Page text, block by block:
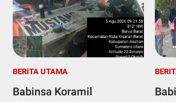
BERITA UTAMA
Babinsa Koramil